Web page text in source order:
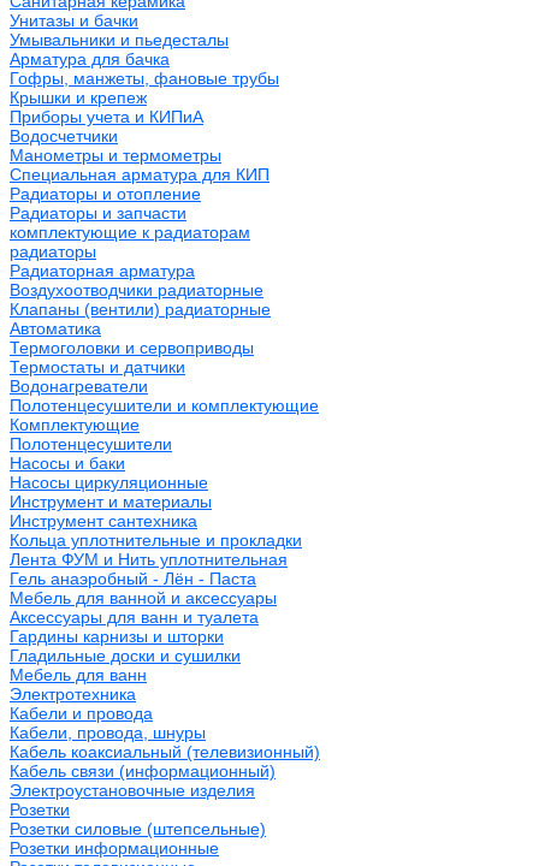
Унитазы и бачки
Умывальники и пьедесталы
Арматура для бачка
Гофры, манжеты, фановые трубы
Крышки и крепеж
Приборы учета и КИПиА
Водосчетчики
Манометры и термометры
Специальная арматура для КИП
Радиаторы и отопление
Радиаторы и запчасти
комплектующие к радиаторам
радиаторы
Радиаторная арматура
Воздухоотводчики радиаторные
Клапаны (вентили) радиаторные
Автоматика
Термоголовки и сервоприводы
Термостаты и датчики
Водонагреватели
Полотенцесушители и комплектующие
Комплектующие
Полотенцесушители
Насосы и баки
Насосы циркуляционные
Инструмент и материалы
Инструмент сантехника
Кольца уплотнительные и прокладки
Лента ФУМ и Нить уплотнительная
Гель анаэробный - Лён - Паста
Мебель для ванной и аксессуары
Аксессуары для ванн и туалета
Гардины карнизы и шторки
Гладильные доски и сушилки
Мебель для ванн
Электротехника
Кабели и провода
Кабели, провода, шнуры
Кабель коаксиальный (телевизионный)
Кабель связи (информационный)
Электроустановочные изделия
Розетки
Розетки силовые (штепсельные)
Розетки информационные